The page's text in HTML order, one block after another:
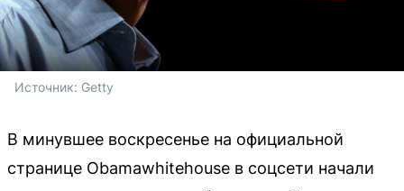
Источник: Getty
В минувшее воскресенье на официальной
странице Obamawhitehouse в соцсети начали